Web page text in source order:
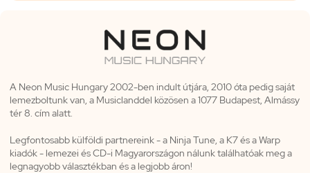
A Neon Music Hungary 2002-ben indult útjára, 2010 óta pedig saját
lemezboltunk van, a Musiclanddel közösen a 1077 Budapest, Almássy
tér 8. cím alatt.
Legfontosabb külföldi partnereink - a Ninja Tune, a K7 és a Warp
kiadók - lemezei és CD-i Magyarországon nálunk találhatóak meg a
legnagyobb választékban és a legjobb áron!